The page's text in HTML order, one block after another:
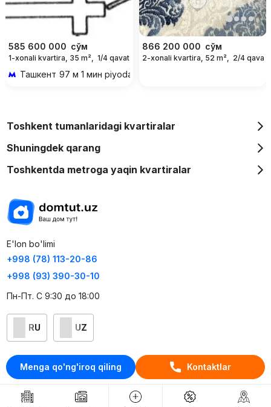
Menga qo'ng'iroq qiling Kontaktlar
585 600 000 сўм
1-xonali kvartira, 35 m², 1/4 qavat
Ташкент 97 м 1 мин piyoda
866 200 000 сўм
2-xonali kvartira, 52 m², 2/4 qavat
Toshkent tumanlaridagi kvartiralar
Shuningdek qarang
Toshkentda metroga yaqin kvartiralar
E'lon bo'limi
+998 (78) 113-20-86
+998 (93) 390-30-10
Пн-Пт. С 9:30 до 18:00
RU UZ
Kontaktlar
loyiha haqida
Webnow © loyihasi